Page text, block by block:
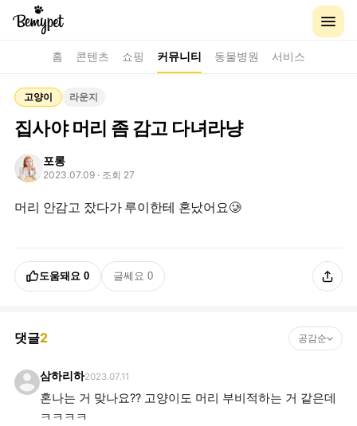
홈 콘텐츠 쇼핑 커뮤니티 동물병원 서비스
고양이 라운지
집사야 머리 좀 감고 다녀라냥
포롱
2023.07.09 · 조회 27
머리 안감고 잤다가 루이한테 혼났어요🥲
도움돼요 0 글쎄요 0
댓글2 공감순
삼하리하2023.07.11
혼나는 거 맞나요?? 고양이도 머리 부비적하는 거 같은데
ㅋㅋㅋㅋ